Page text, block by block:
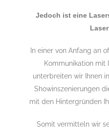
Jedoch ist eine
In einer von Anfang an
Kommunikation mit
unterbreiten wir Ihnen
Showinszenierungen
mit den Hintergründen
Somit vermitteln wir